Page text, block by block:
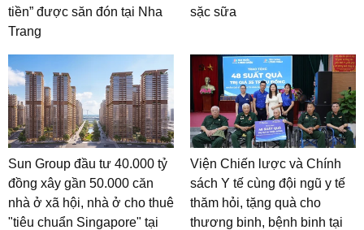
tiền” được săn đón tại Nha
Trang
sặc sữa
Sun Group đầu tư 40.000 tỷ
đồng xây gần 50.000 căn
nhà ở xã hội, nhà ở cho thuê
"tiêu chuẩn Singapore" tại
Viện Chiến lược và Chính
sách Y tế cùng đội ngũ y tế
thăm hỏi, tặng quà cho
thương binh, bệnh binh tại